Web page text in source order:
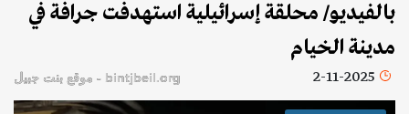
بالفيديو/ محلقة إسرائيلية استهدفت جرافة في
مدينة الخيام
2-11-2025 bintjbeil.org - موقع بنت جبيل